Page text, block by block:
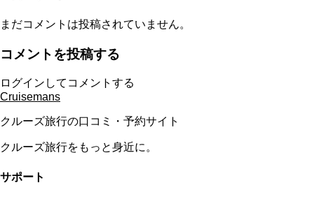
まだコメントは投稿されていません。
コメントを投稿する
ログインしてコメントする
Cruisemans
クルーズ旅行の口コミ・予約サイト
クルーズ旅行をもっと身近に。
サポート